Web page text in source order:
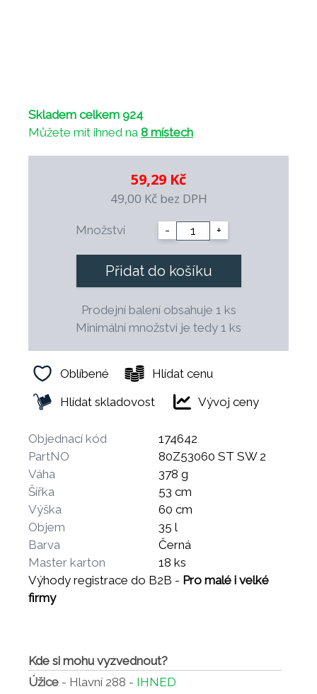
Skladem celkem 924
Můžete mít ihned na 8 místech
59,29 Kč
49,00 Kč bez DPH
Množství - +
Přidat do košíku
Prodejní balení obsahuje 1 ks
Minimální množství je tedy 1 ks
Oblíbené
Hlídat cenu
Hlídat skladovost
Vývoj ceny
Objednací kód
174642
PartNO
80Z53060 ST SW 2
Váha
378 g
Šířka
53 cm
Výška
60 cm
Objem
35 l
Barva
Černá
Master karton
18 ks
Výhody registrace do B2B - Pro malé i velké
firmy
Kde si mohu vyzvednout?
Úžice - Hlavní 288 - IHNED